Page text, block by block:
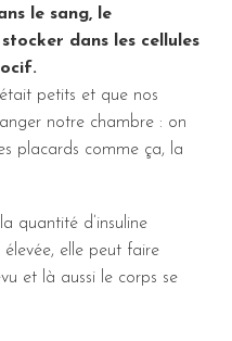
le sang, le
dans les cellules
petits et que nos
notre chambre : on
placards comme ça, la
quantité d’insuline
elle peut faire
et là aussi le corps se